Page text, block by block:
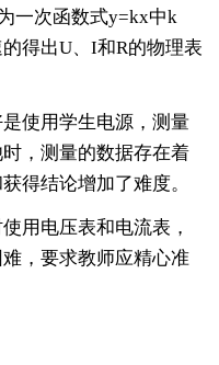
一次函数式y=kx中k
得出U、I和R的物理表
使用学生电源，测量
，测量的数据存在着
得结论增加了难度。
用电压表和电流表，
，要求教师应精心准